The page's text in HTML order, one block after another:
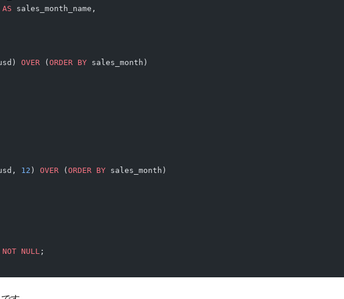
AS sales_month_name,
OVER (ORDER BY sales_month)
12 ) OVER (ORDER BY sales_month)
NULL ;